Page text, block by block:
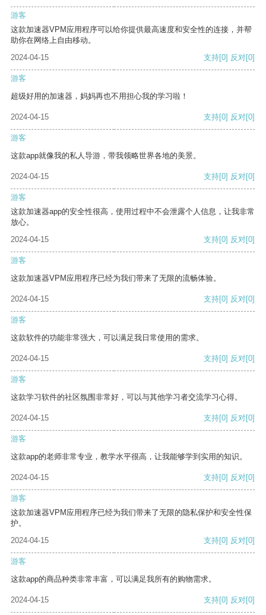
游客
这款加速器VPM应用程序可以给你提供最高速度和安全性的连接，并帮
助你在网络上自由移动。
2024-04-15
支持[0] 反对[0]
游客
超级好用的加速器，妈妈再也不用担心我的学习啦！
2024-04-15 支持[0] 反对[0]
游客
这款app就像我的私人导游，带我领略世界各地的美景。
2024-04-15 支持[0] 反对[0]
游客
这款加速器app的安全性很高，使用过程中不会泄露个人信息，让我非常
放心。
2024-04-15
支持[0] 反对[0]
游客
这款加速器VPM应用程序已经为我们带来了无限的流畅体验。
2024-04-15 支持[0] 反对[0]
游客
这款软件的功能非常强大，可以满足我日常使用的需求。
2024-04-15 支持[0] 反对[0]
游客
这款学习软件的社区氛围非常好，可以与其他学习者交流学习心得。
2024-04-15 支持[0] 反对[0]
游客
这款app的老师非常专业，教学水平很高，让我能够学到实用的知识。
2024-04-15 支持[0] 反对[0]
游客
这款加速器VPM应用程序已经为我们带来了无限的隐私保护和安全性保
护。
2024-04-15
支持[0] 反对[0]
游客
这款app的商品种类非常丰富，可以满足我所有的购物需求。
2024-04-15 支持[0] 反对[0]